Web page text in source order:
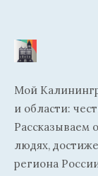
Мой
и области:
Рассказываем
людях,
региона